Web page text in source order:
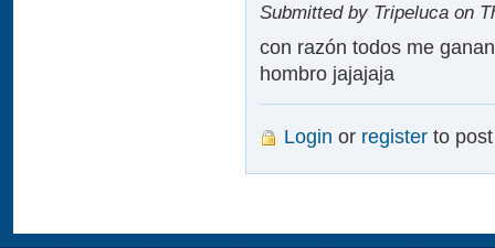
Submitted by Tripeluca on
con razón todos me
hombro jajajaja
Login or register to